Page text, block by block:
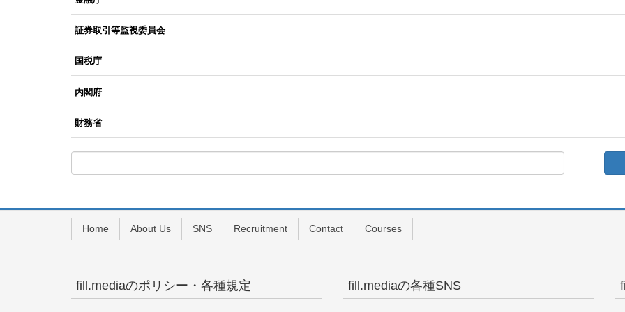
証券取引等監視委員会
国税庁
内閣府
財務省
Home About Us SNS Recruitment Contact Courses
fill.mediaのポリシー・各種規定 fill.mediaの各種SNS